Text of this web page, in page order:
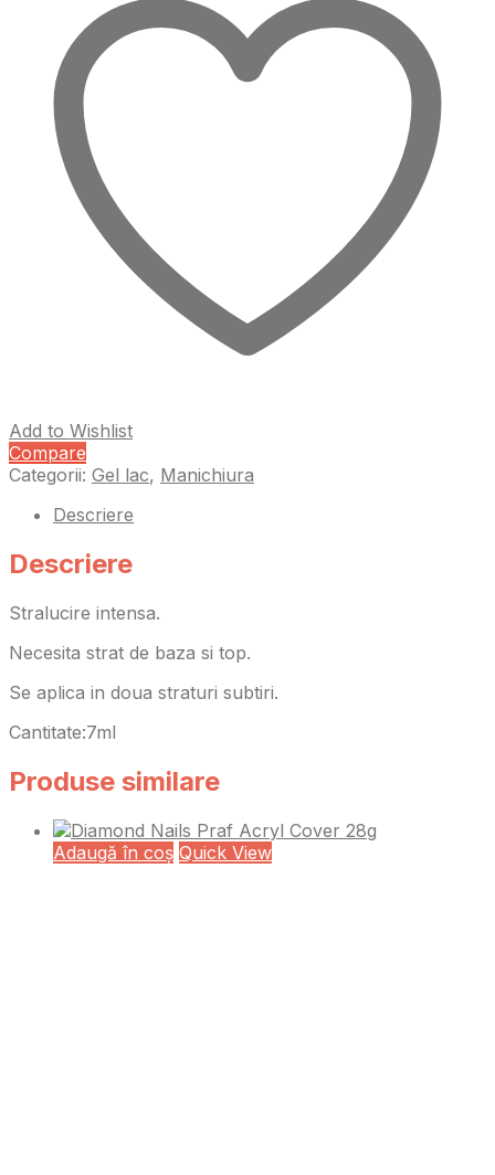
Add to Wishlist
Compare
Categorii: Gel lac, Manichiura
Descriere
Descriere
Stralucire intensa.
Necesita strat de baza si top.
Se aplica in doua straturi subtiri.
Cantitate:7ml
Produse similare
Adaugă în coș Quick View